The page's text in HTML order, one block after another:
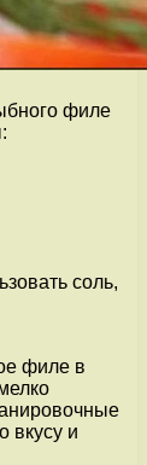
филе
соль,
филе в
вкусу и